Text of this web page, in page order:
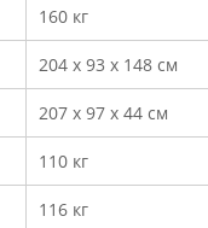
160 кг
204 x 93 x 148 см
207 x 97 x 44 см
110 кг
116 кг